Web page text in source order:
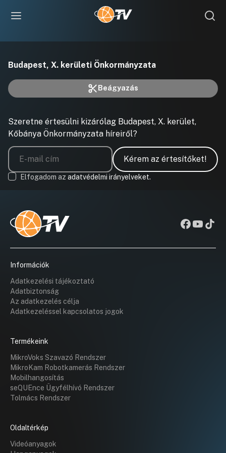
window.
vagy a formátuma nem támogatott.
Budapest, X. kerületi Önkormányzata
Beágyazás
Szeretne értesülni kizárólag Budapest, X. kerület,
Kőbánya Önkormányzata híreiről?
Kérem az értesítőket!
Elfogadom az adatvédelmi irányelveket.
Információk
Adatkezelési tájékoztató
Adatbiztonság
Az adatkezelés célja
Adatkezeléssel kapcsolatos jogok
Termékeink
MikroVoks Szavazó Rendszer
MikroKam Robotkamerás Rendszer
Mobilhangosítás
seQUEnce Ügyfélhívó Rendszer
Tolmács Rendszer
Oldaltérkép
Videóanyagok